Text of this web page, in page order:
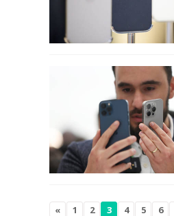
« 1 2 3 4 5 6